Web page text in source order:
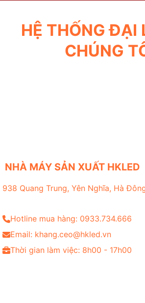
HỆ THỐNG ĐẠI
CHÚNG
NHÀ MÁY SẢN XUẤT HKLED
938 Quang Trung, Yên Nghĩa, Hà
Hotline mua hàng: 0933.734.666
Email: khang.ceo@hkled.vn
Thời gian làm việc: 8h00 - 17h00